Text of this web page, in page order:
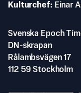
Kulturchef
Einar
Svenska Epoch
DN-skrapan
Rålambsvägen 17
112 59 Stockholm